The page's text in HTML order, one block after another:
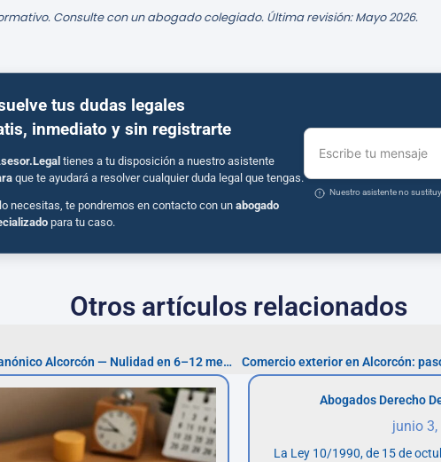
Consulte con un abogado colegiado. Última revisión: Mayo 2026.
tus dudas legales
inmediato y sin registrarte
tienes a tu disposición a nuestro asistente
que te ayudará a resolver cualquier duda legal que tengas.
necesitas, te pondremos en contacto con un abogado
para tu caso.
Escribe tu mensaje
Nuestro asistente no
Otros artículos relacionados
Abogados Derecho Canónico Alcorcón — Nulidad en 6–12 meses
Comercio exterior en Alcorcón:
Abogados Derecho
junio
La Ley 10/1990, de 15 de